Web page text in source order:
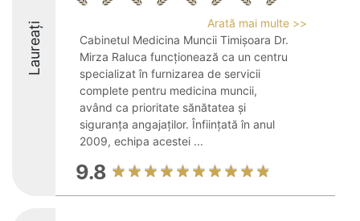
Laureați
Arată mai multe >>
Cabinetul Medicina Muncii Timișoara Dr.
Mirza Raluca funcționează ca un centru
specializat în furnizarea de servicii
complete pentru medicina muncii,
având ca prioritate sănătatea și
siguranța angajaților. Înființată în anul
2009, echipa acestei ...
9.8